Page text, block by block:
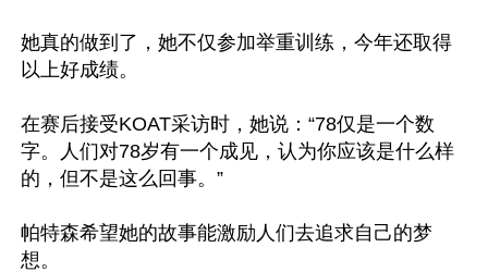
她真的做到了，她不仅参加举重训练，今年还取得
以上好成绩。
在赛后接受KOAT采访时，她说：“78仅是一个数
字。人们对78岁有一个成见，认为你应该是什么样
的，但不是这么回事。”
帕特森希望她的故事能激励人们去追求自己的梦
想。